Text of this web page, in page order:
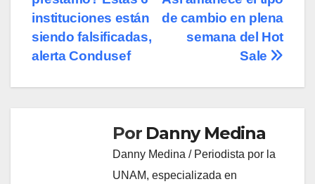
de
entradas
de cambio en plena
semana del Hot
Sale
instituciones están
siendo falsificadas,
alerta Condusef
Por Danny Medina
Danny Medina / Periodista por la
UNAM, especializada en